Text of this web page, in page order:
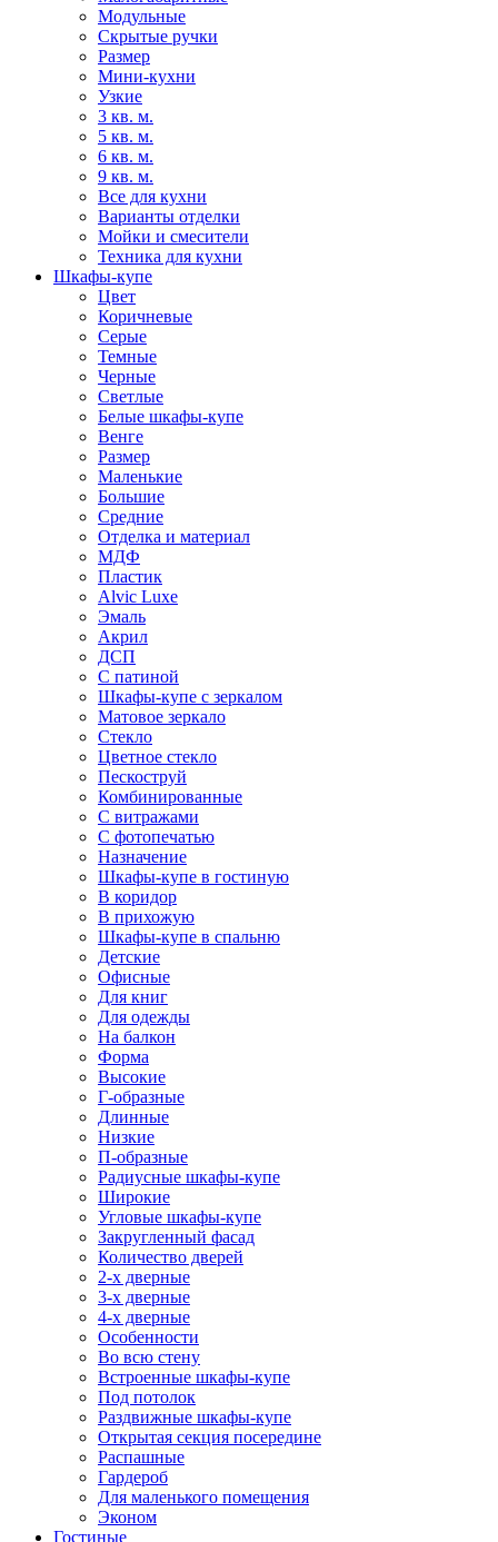
Модульные
Скрытые ручки
Размер
Мини-кухни
Узкие
3 кв. м.
5 кв. м.
6 кв. м.
9 кв. м.
Все для кухни
Варианты отделки
Мойки и смесители
Техника для кухни
Шкафы-купе
Цвет
Коричневые
Серые
Темные
Черные
Светлые
Белые шкафы-купе
Венге
Размер
Маленькие
Большие
Средние
Отделка и материал
МДФ
Пластик
Alvic Luxe
Эмаль
Акрил
ДСП
С патиной
Шкафы-купе с зеркалом
Матовое зеркало
Стекло
Цветное стекло
Пескоструй
Комбинированные
С витражами
С фотопечатью
Назначение
Шкафы-купе в гостиную
В коридор
В прихожую
Шкафы-купе в спальню
Детские
Офисные
Для книг
Для одежды
На балкон
Форма
Высокие
Г-образные
Длинные
Низкие
П-образные
Радиусные шкафы-купе
Широкие
Угловые шкафы-купе
Закругленный фасад
Количество дверей
2-х дверные
3-х дверные
4-х дверные
Особенности
Во всю стену
Встроенные шкафы-купе
Под потолок
Раздвижные шкафы-купе
Открытая секция посередине
Распашные
Гардероб
Для маленького помещения
Эконом
Гостиные